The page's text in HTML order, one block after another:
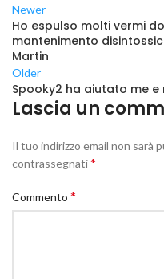
Newer
Ho espulso molti vermi
mantenimento
Martin
Older
Spooky2 ha aiutato me e
Lascia un
Il tuo indirizzo email non sarà
contrassegnati*
Commento *